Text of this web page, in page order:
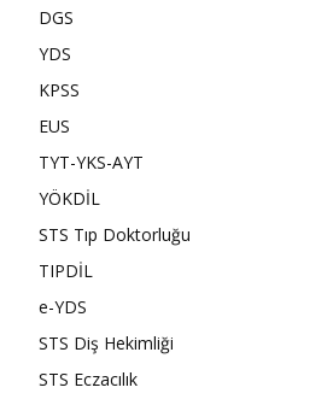
DGS
YDS
KPSS
EUS
TYT-YKS-AYT
YÖKDİL
STS Tıp Doktorluğu
TIPDİL
e-YDS
STS Diş Hekimliği
STS Eczacılık